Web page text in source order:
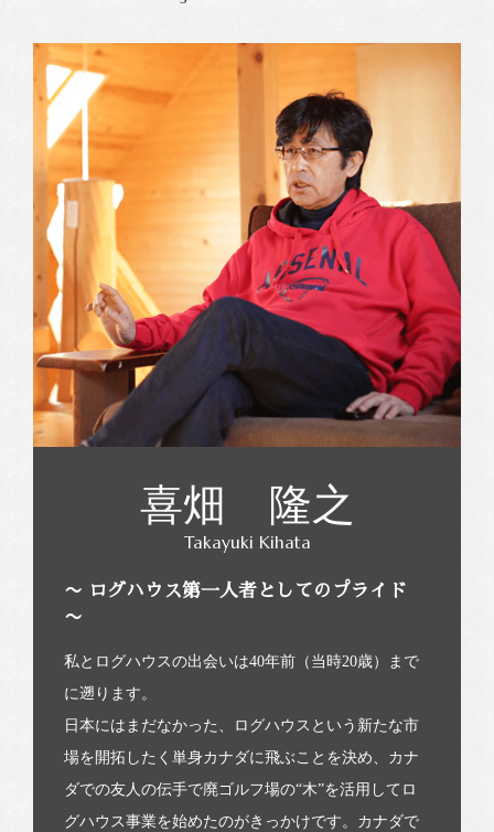
喜畑 隆之
Takayuki Kihata
〜 ログハウス第一人者としてのプライド
〜
私とログハウスの出会いは40年前（当時20歳）まで
に遡ります。
日本にはまだなかった、ログハウスという新たな市
場を開拓したく単身カナダに飛ぶことを決め、カナ
ダでの友人の伝手で廃ゴルフ場の“木”を活用してロ
グハウス事業を始めたのがきっかけです。カナダで